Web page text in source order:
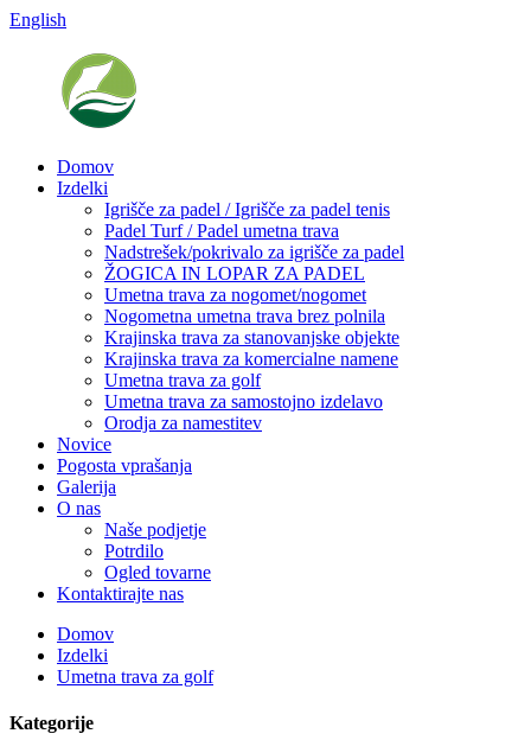
English
Domov
Izdelki
Igrišče za padel / Igrišče za padel tenis
Padel Turf / Padel umetna trava
Nadstrešek/pokrivalo za igrišče za padel
ŽOGICA IN LOPAR ZA PADEL
Umetna trava za nogomet/nogomet
Nogometna umetna trava brez polnila
Krajinska trava za stanovanjske objekte
Krajinska trava za komercialne namene
Umetna trava za golf
Umetna trava za samostojno izdelavo
Orodja za namestitev
Novice
Pogosta vprašanja
Galerija
O nas
Naše podjetje
Potrdilo
Ogled tovarne
Kontaktirajte nas
Domov
Izdelki
Umetna trava za golf
Kategorije